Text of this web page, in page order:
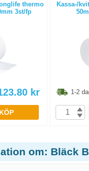
thermo
3st/fp
kr
KÖP
Kassa-/
1-2
om: Bläck